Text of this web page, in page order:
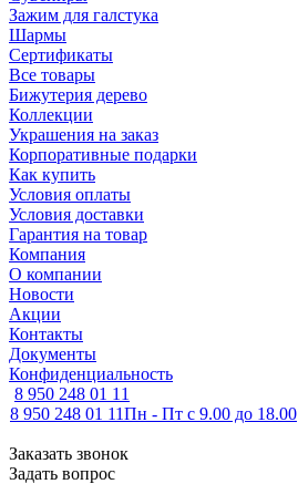
Зажим для галстука
Шармы
Сертификаты
Все товары
Бижутерия дерево
Коллекции
Украшения на заказ
Корпоративные подарки
Как купить
Условия оплаты
Условия доставки
Гарантия на товар
Компания
О компании
Новости
Акции
Контакты
Документы
Конфиденциальность
8 950 248 01 11
8 950 248 01 11Пн - Пт с 9.00 до 18.00
Заказать звонок
Задать вопрос